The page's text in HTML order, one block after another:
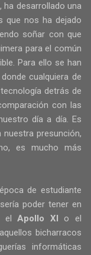
desarrollado una
que nos ha dejado
soñar con que
para el común
Para ello se han
cualquiera de
detrás de
con las
día a día. Es
presunción,
es mucho más
de estudiante
poder tener en
elApollo XI o el
bicharracos
informáticas